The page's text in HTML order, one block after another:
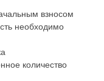
взносом
необходимо
количество